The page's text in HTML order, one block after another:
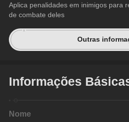
Aplica penalidades em inimigos para
de combate deles
Outras
Informações
Nome